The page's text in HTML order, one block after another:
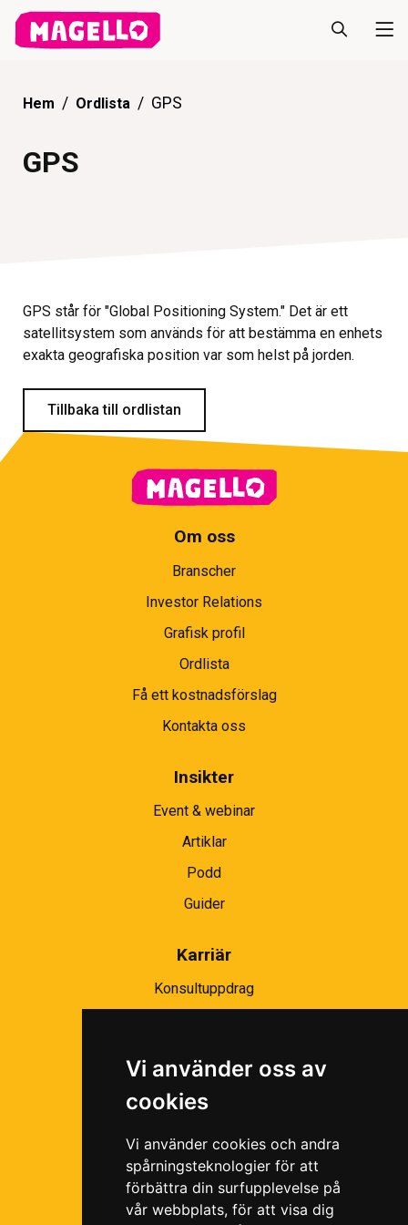
Vi använder oss av
cookies
Vi använder cookies och andra
spårningsteknologier för att
förbättra din surfupplevelse på
vår webbplats, för att visa dig
Hem Ordlista GPS
GPS
GPS står för "Global Positioning System." Det är ett
satellitsystem som används för att bestämma en enhets
exakta geografiska position var som helst på jorden.
Tillbaka till ordlistan
Om oss
Branscher
Investor Relations
Grafisk profil
Ordlista
Få ett kostnadsförslag
Kontakta oss
Insikter
Event & webinar
Artiklar
Podd
Guider
Karriär
Konsultuppdrag
Ramavtal